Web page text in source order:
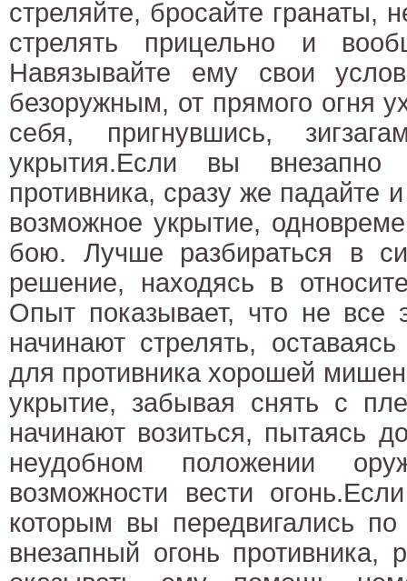
стреляйте, бросайте гранаты,
стрелять прицельно и
Навязывайте ему свои
безоружным, от прямого огня
себя, пригнувшись,
укрытия.Если вы
противника, сразу же падайте
возможное укрытие,
бою. Лучше разбираться в
решение, находясь в
Опыт показывает, что не все
начинают стрелять,
для противника хорошей
укрытие, забывая снять с
начинают возиться, пытаясь
неудобном положении
возможности вести
которым вы передвигались
внезапный огонь противника,